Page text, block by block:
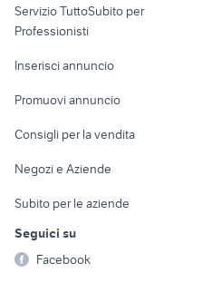
Informatica
Console e
Fotografia
Telefonia
Servizio TuttoSubito per
Professionisti
Inserisci annuncio
Promuovi annuncio
Consigli per la vendita
Negozi e Aziende
Subito per le aziende
Seguici su
Facebook